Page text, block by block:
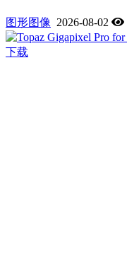
图形图像 2026-08-02